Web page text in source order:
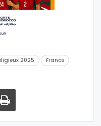
2025
France